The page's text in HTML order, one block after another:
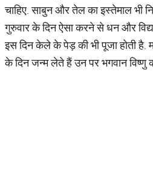
चाहिए. साबुन और तेल का इस्तेमाल भी
गुरुवार के दिन ऐसा करने से धन और विद्या
इस दिन केले के पेड़ की भी पूजा होती है.
के दिन जन्म लेते हैं उन पर भगवान विष्णु